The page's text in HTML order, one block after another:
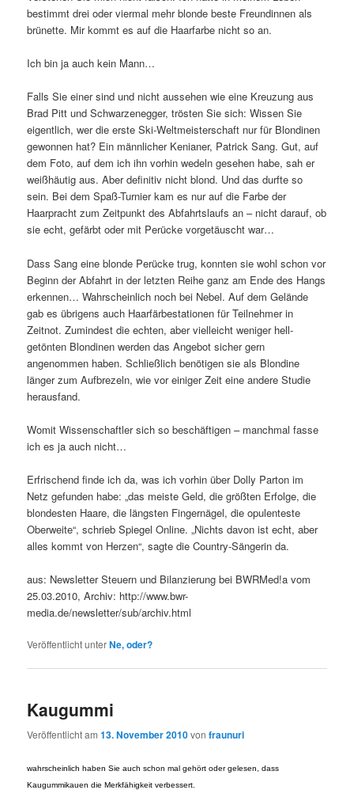
bestimmt drei oder viermal mehr blonde beste Freundinnen als
brünette. Mir kommt es auf die Haarfarbe nicht so an.
Ich bin ja auch kein Mann…
Falls Sie einer sind und nicht aussehen wie eine Kreuzung aus
Brad Pitt und Schwarzenegger, trösten Sie sich: Wissen Sie
eigentlich, wer die erste Ski-Weltmeisterschaft nur für Blondinen
gewonnen hat? Ein männlicher Kenianer, Patrick Sang. Gut, auf
dem Foto, auf dem ich ihn vorhin wedeln gesehen habe, sah er
weißhäutig aus. Aber definitiv nicht blond. Und das durfte so
sein. Bei dem Spaß-Turnier kam es nur auf die Farbe der
Haarpracht zum Zeitpunkt des Abfahrtslaufs an – nicht darauf, ob
sie echt, gefärbt oder mit Perücke vorgetäuscht war…
Dass Sang eine blonde Perücke trug, konnten sie wohl schon vor
Beginn der Abfahrt in der letzten Reihe ganz am Ende des Hangs
erkennen… Wahrscheinlich noch bei Nebel. Auf dem Gelände
gab es übrigens auch Haarfärbestationen für Teilnehmer in
Zeitnot. Zumindest die echten, aber vielleicht weniger hell-
getönten Blondinen werden das Angebot sicher gern
angenommen haben. Schließlich benötigen sie als Blondine
länger zum Aufbrezeln, wie vor einiger Zeit eine andere Studie
herausfand.
Womit Wissenschaftler sich so beschäftigen – manchmal fasse
ich es ja auch nicht…
Erfrischend finde ich da, was ich vorhin über Dolly Parton im
Netz gefunden habe: „das meiste Geld, die größten Erfolge, die
blondesten Haare, die längsten Fingernägel, die opulenteste
Oberweite“, schrieb Spiegel Online. „Nichts davon ist echt, aber
alles kommt von Herzen“, sagte die Country-Sängerin da.
aus: Newsletter Steuern und Bilanzierung bei BWRMed!a vom
25.03.2010, Archiv: http://www.bwr-
media.de/newsletter/sub/archiv.html
Veröffentlicht unterNe, oder?
Kaugummi
Veröffentlicht am13. November 2010vonfraunuri
wahrscheinlich haben Sie auch schon mal gehört oder gelesen, dass
Kaugummikauen die Merkfähigkeit verbessert.